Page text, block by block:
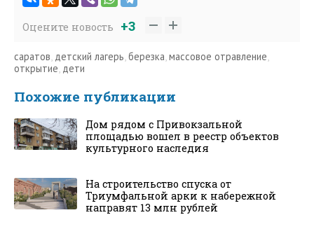
Оцените новость +3
саратов, детский лагерь,березка,массовое отравление,
открытие, дети
Похожие публикации
Дом рядом с Привокзальной
площадью вошел в реестр объектов
культурного наследия
На строительство спуска от
Триумфальной арки к набережной
направят 13 млн рублей